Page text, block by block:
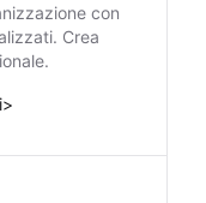
con
Crea
>